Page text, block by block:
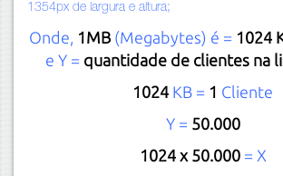
1354px de largura e altura;
Onde, 1MB (Megabytes) é = 1024
e Y = quantidade de clientes na
1024 KB = 1 Cliente
Y = 50.000
1024 x 50.000 = X